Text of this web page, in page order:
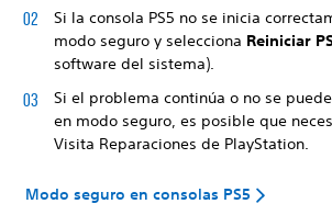
Si la consola PS5 no se inicia
modo seguro y selecciona Reiniciar
software del sistema).
Si el problema continúa o no se
en modo seguro, es posible que
Visita Reparaciones de PlayStation.
Modo seguro en consolas PS5